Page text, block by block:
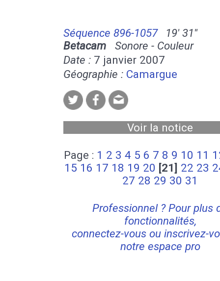
Séquence 896-1057
19' 31''
Betacam Sonore - Couleur
Date : 7 janvier 2007
Géographie : Camargue
Voir la notice
Page : 1 2 3 4 5 6 7 8 9 10 11
15 16 17 18 19 20 [21] 22 23
27 28 29 30 31
Professionnel ? Pour plus
fonctionnalités,
connectez-vous ou inscrivez-
notre espace pro